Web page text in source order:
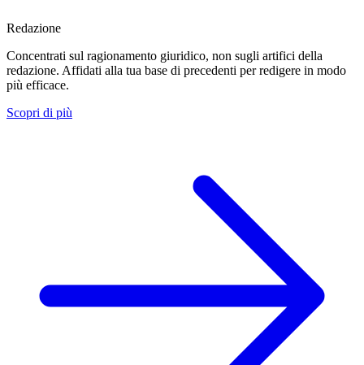
Redazione
Concentrati sul ragionamento giuridico, non sugli artifici della
redazione. Affidati alla tua base di precedenti per redigere in modo
più efficace.
Scopri di più